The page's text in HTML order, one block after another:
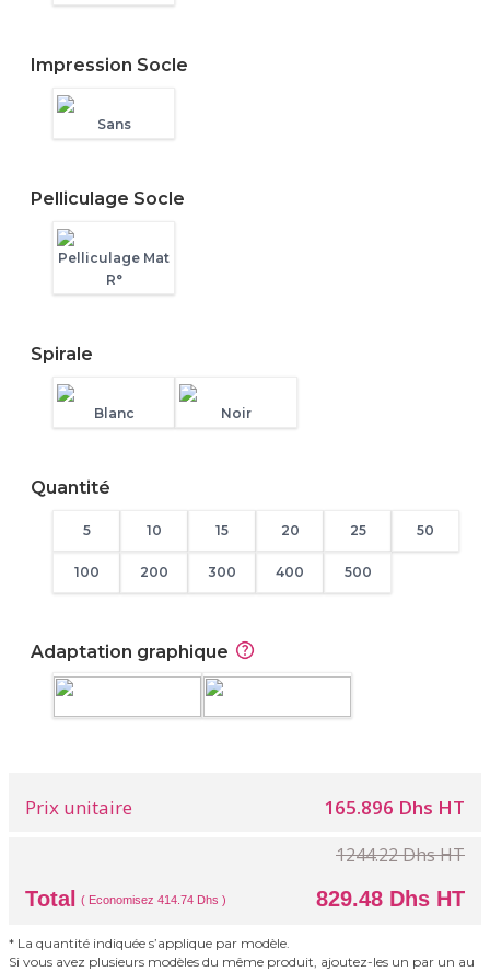
Impression Socle
Sans
Pelliculage Socle
Pelliculage Mat
R°
Spirale
Blanc Noir
Quantité
5 10 15 20 25 50
100 200 300 400 500
Adaptation graphique
Prix unitaire 165.896 Dhs HT
1244.22 Dhs HT
Total
( Economisez 414.74 Dhs ) 829.48 Dhs HT
* La quantité indiquée s’applique par modèle.
Si vous avez plusieurs modèles du même produit, ajoutez-les un par un au